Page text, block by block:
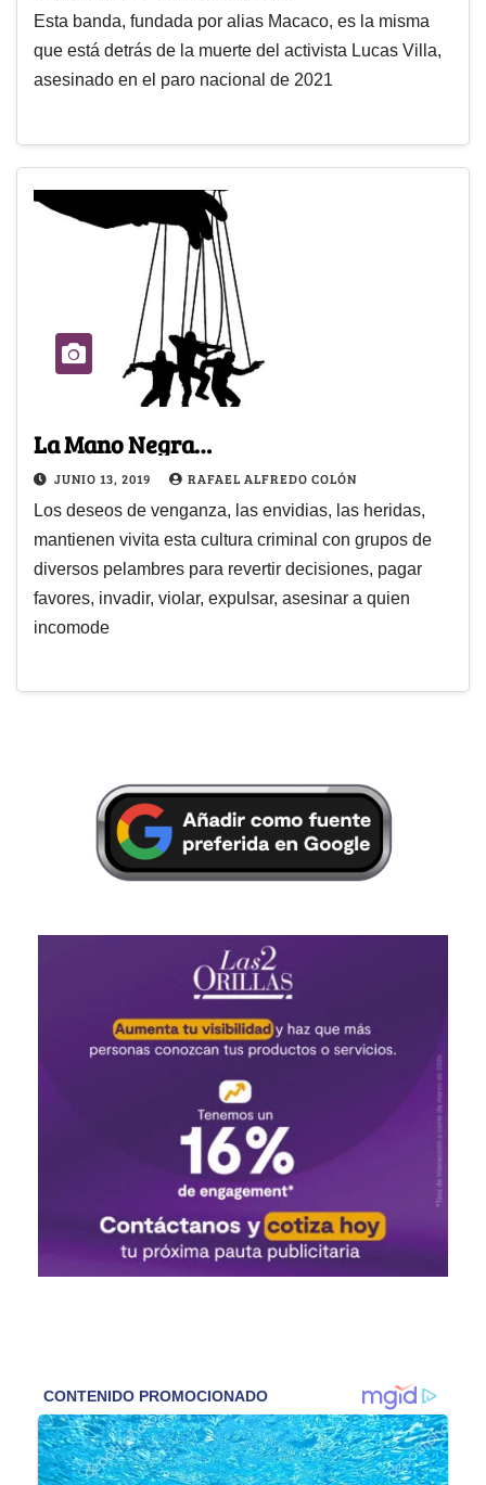
Esta banda, fundada por alias Macaco, es la misma
que está detrás de la muerte del activista Lucas Villa,
asesinado en el paro nacional de 2021
La Mano Negra…
JUNIO 13, 2019 RAFAEL ALFREDO COLÓN
Los deseos de venganza, las envidias, las heridas,
mantienen vivita esta cultura criminal con grupos de
diversos pelambres para revertir decisiones, pagar
favores, invadir, violar, expulsar, asesinar a quien
incomode